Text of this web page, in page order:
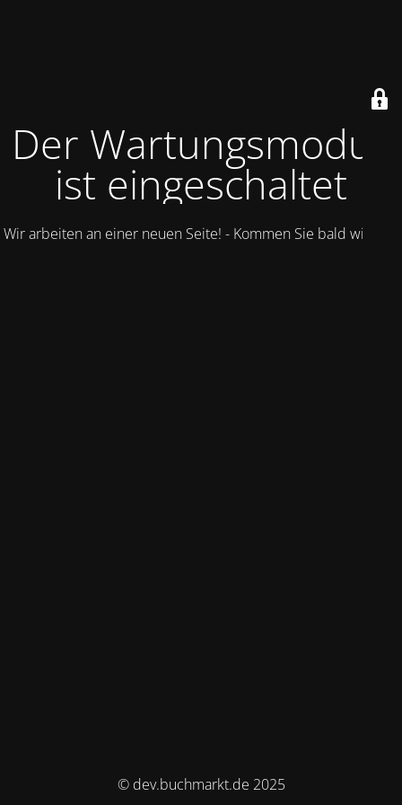
Der Wartungsmodus
ist eingeschaltet
Wir arbeiten an einer neuen Seite! - Kommen Sie bald wieder.
© dev.buchmarkt.de 2025